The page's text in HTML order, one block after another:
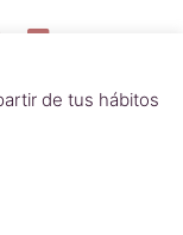
de tus hábitos